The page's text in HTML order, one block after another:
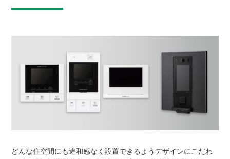
どんな住空間にも違和感なく設置できるようデザインにこだわ